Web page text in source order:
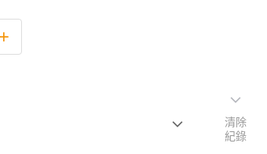
清除
紀錄